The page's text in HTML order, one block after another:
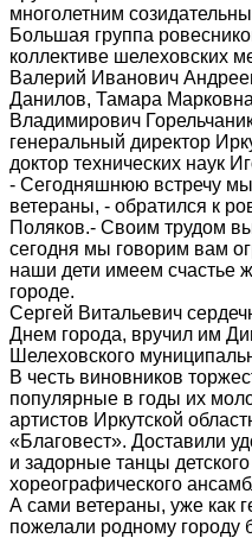
многолетним
Большая группа
коллективе шелеховских
Валерий Иванович
Данилов, Тамара
Владимирович
генеральный директор
доктор технических наук
- Сегодняшнюю встречу
ветераны, - обратился к
Поляков.- Своим трудом
сегодня мы говорим вам
наши дети имеем счастье
городе.
Сергей Витальевич
Днем города, вручил им
Шелеховского
В честь виновников
популярные в годы их
артистов Иркутской
«Благовест». Доставили
и задорные танцы
хореографического
А сами ветераны, уже как
пожелали родному городу